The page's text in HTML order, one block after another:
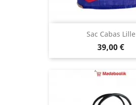
Sac Cabas Lille
Prix
39,00 €